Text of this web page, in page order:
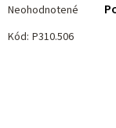
hodnotenie
produktu
Neohodnotené
Kód: P310.506